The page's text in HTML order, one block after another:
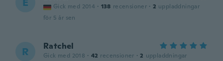
Gick med 2014 · 138 recensioner · 2 uppladdningar
för 5 år sen
R Ratchel
Gick med 2018 · 42 recensioner · 2 uppladdningar